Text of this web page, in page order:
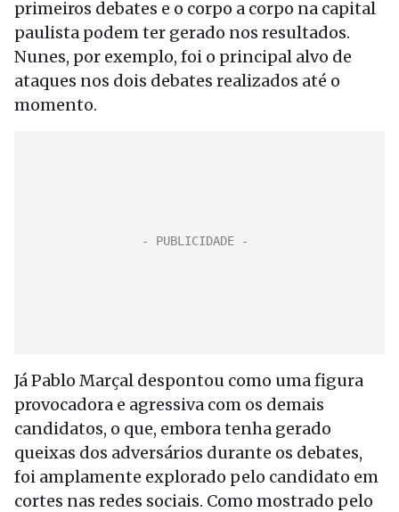
primeiros debates e o corpo a corpo na capital
paulista podem ter gerado nos resultados.
Nunes, por exemplo, foi o principal alvo de
ataques nos dois debates realizados até o
momento.
Já Pablo Marçal despontou como uma figura
provocadora e agressiva com os demais
candidatos, o que, embora tenha gerado
queixas dos adversários durante os debates,
foi amplamente explorado pelo candidato em
cortes nas redes sociais. Como mostrado pelo